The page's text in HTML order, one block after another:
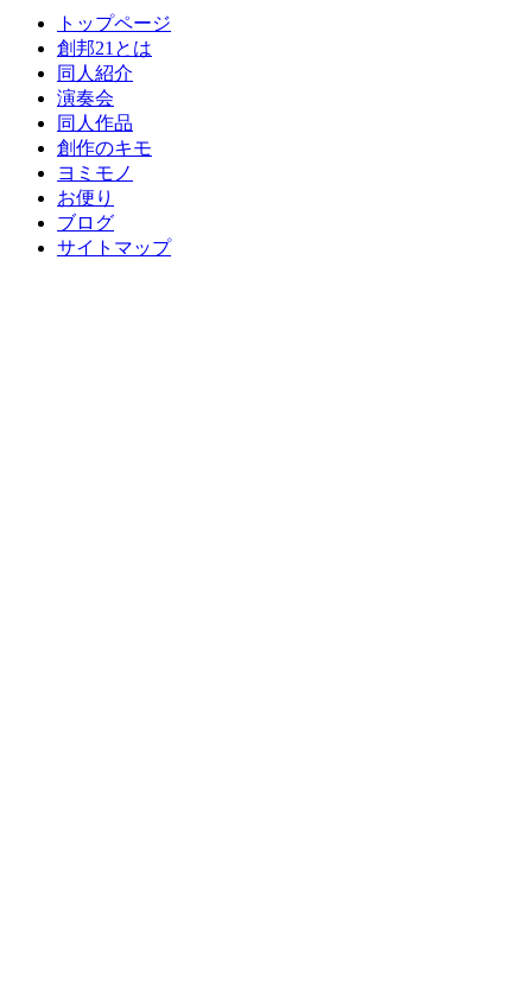
トップページ
創邦21とは
同人紹介
演奏会
同人作品
創作のキモ
ヨミモノ
お便り
ブログ
サイトマップ